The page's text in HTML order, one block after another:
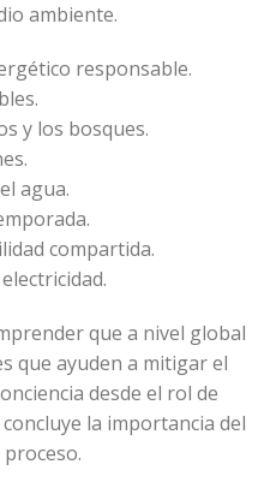
ambiente.
responsable.
y los bosques.
agua.
compartida.
que a nivel global
que ayuden a mitigar el
desde el rol de
la importancia del